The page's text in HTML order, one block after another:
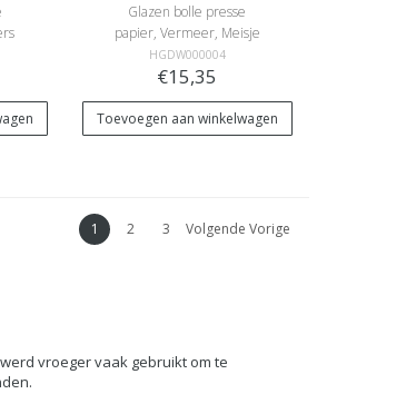
Glazen bolle presse
papier, Vermeer, Meisje
met de parel
HGDW000004
€15,35
Toevoegen aan winkelwagen
1 2 3 Volgende Vorige
vroeger vaak gebruikt om te